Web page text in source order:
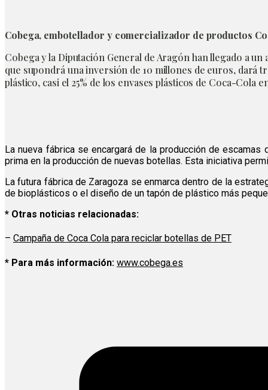
Cobega, embotellador y comercializador de productos
Cobega y la Diputación General de Aragón han llegado a
que supondrá una inversión de 10 millones de euros, dará
plástico, casi el 25% de los envases plásticos de Coca-Cola
La nueva fábrica se encargará de la producción de
prima en la producción de nuevas botellas. Esta iniciativa
La futura fábrica de Zaragoza se enmarca dentro de la
de bioplásticos o el diseño de un tapón de plástico más
* Otras noticias relacionadas:
– Campaña de Coca Cola para reciclar botellas de PET
* Para más información: www.cobega.es